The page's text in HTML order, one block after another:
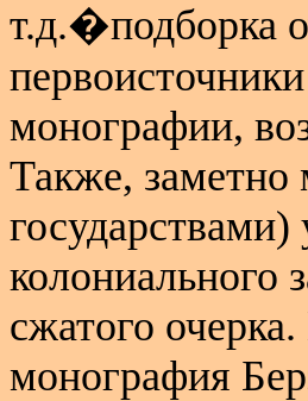
т.д.�подборка
монографии,
Также,
колониального
сжатого
монография